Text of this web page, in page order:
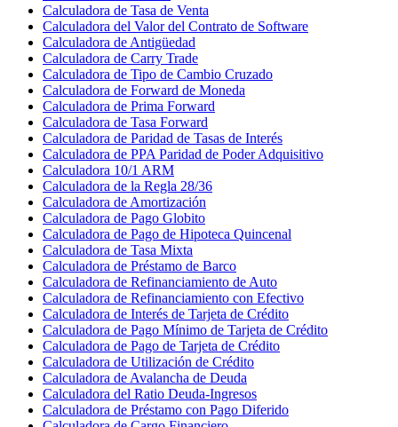
Calculadora de Tasa de Venta
Calculadora del Valor del Contrato de Software
Calculadora de Antigüedad
Calculadora de Carry Trade
Calculadora de Tipo de Cambio Cruzado
Calculadora de Forward de Moneda
Calculadora de Prima Forward
Calculadora de Tasa Forward
Calculadora de Paridad de Tasas de Interés
Calculadora de PPA Paridad de Poder Adquisitivo
Calculadora 10/1 ARM
Calculadora de la Regla 28/36
Calculadora de Amortización
Calculadora de Pago Globito
Calculadora de Pago de Hipoteca Quincenal
Calculadora de Tasa Mixta
Calculadora de Préstamo de Barco
Calculadora de Refinanciamiento de Auto
Calculadora de Refinanciamiento con Efectivo
Calculadora de Interés de Tarjeta de Crédito
Calculadora de Pago Mínimo de Tarjeta de Crédito
Calculadora de Pago de Tarjeta de Crédito
Calculadora de Utilización de Crédito
Calculadora de Avalancha de Deuda
Calculadora del Ratio Deuda-Ingresos
Calculadora de Préstamo con Pago Diferido